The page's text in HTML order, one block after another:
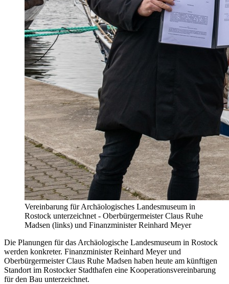
Vereinbarung für Archäologisches Landesmuseum in
Rostock unterzeichnet - Oberbürgermeister Claus Ruhe
Madsen (links) und Finanzminister Reinhard Meyer
Die Planungen für das Archäologische Landesmuseum in Rostock
werden konkreter. Finanzminister Reinhard Meyer und
Oberbürgermeister Claus Ruhe Madsen haben heute am künftigen
Standort im Rostocker Stadthafen eine Kooperationsvereinbarung
für den Bau unterzeichnet.